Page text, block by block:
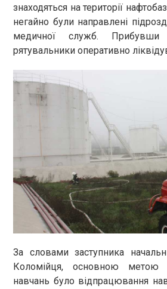
знаходяться на території
негайно були направлені
медичної служб.
рятувальники оперативно
За словами заступника
Коломійця, основною метою
навчань було відпрацювання